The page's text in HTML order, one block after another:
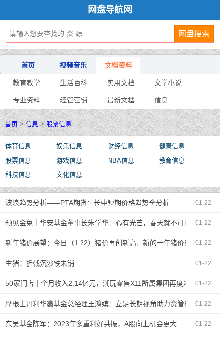
网盘导航网
首页 视频音乐 文档资料
教育教学 生活百科 实用文档 文学小说
专业资料 经管营销 最新文档 信息
首页>信息>股票信息
体育信息 娱乐信息 财经信息
健康信息
股票信息
游戏信息 NBA信息
教育信息
科技信息
文化信息
波浪趋势分析——PTA期货：长中短期价格趋势全分析 01-22
预见金兔｜华安基金董事长朱学华：心有光芒，春天就不可阻挡01-22
新年猪价展望：今日（1.22）猪价再创新高，新的一年猪价行情如何
01-22
生猪：折戟沉沙铁未销 01-22
50家门店十个月收入2.14亿元，潮玩零售X11所属集团再度冲刺上市
01-22
摩根士丹利华鑫基金总经理王鸿嫔：立足长期视角助力资管行业高质量
01-22
东吴基金陈军：2023年多重利好共振，A股向上机会更大 01-22